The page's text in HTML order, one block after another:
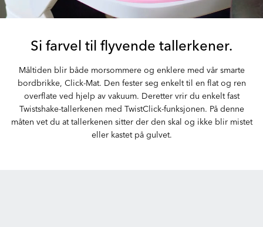
Si farvel til flyvende tallerkener.
Måltiden blir både morsommere og enklere med vår smarte
bordbrikke, Click-Mat. Den fester seg enkelt til en flat og ren
overflate ved hjelp av vakuum. Deretter vrir du enkelt fast
Twistshake-tallerkenen med TwistClick-funksjonen. På denne
måten vet du at tallerkenen sitter der den skal og ikke blir mistet
eller kastet på gulvet.